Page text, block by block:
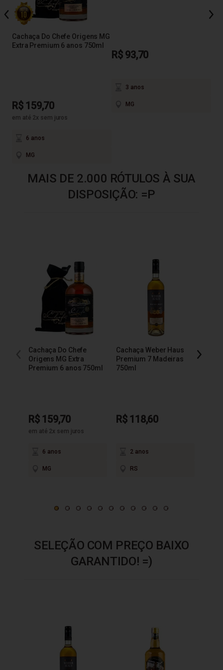
Cachaça Do Chefe Origens MG
Extra Premium 6 anos 750ml
R$ 159,70
em até 2x sem juros
6 anos
MG
R$ 93,70
3 anos
MG
MAIS DE 2.000 RÓTULOS À SUA
DISPOSIÇÃO: =P
Cachaça Do Chefe
Origens MG Extra
Premium 6 anos 750ml
R$ 159,70
em até 2x sem juros
6 anos
MG
Cachaça Weber Haus
Premium 7 Madeiras
750ml
R$ 118,60
2 anos
RS
SELEÇÃO COM PREÇO BAIXO
GARANTIDO! =)